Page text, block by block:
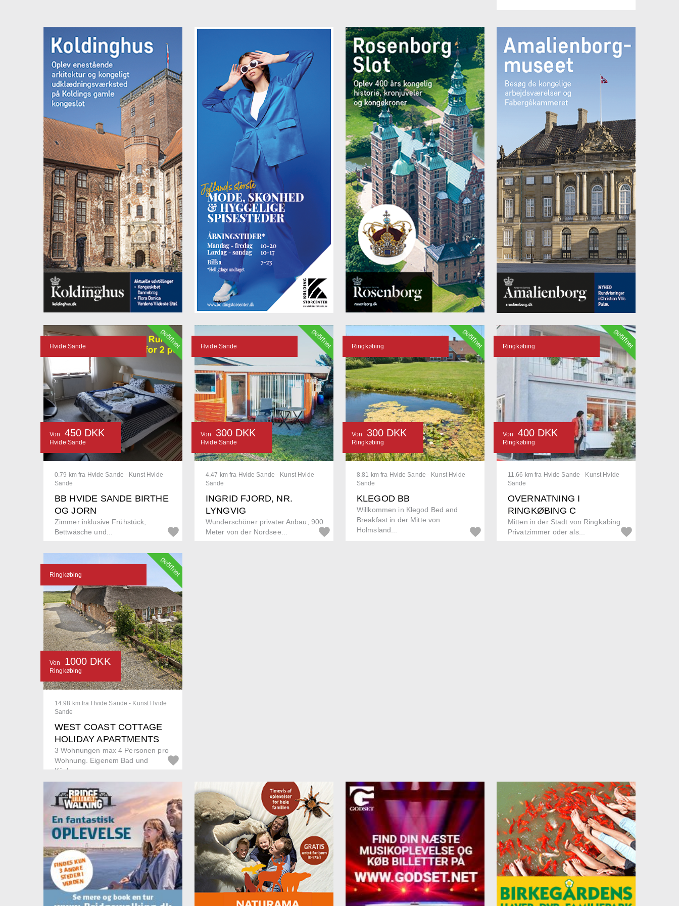
0.79 km fra Hvide Sande - Kunst Hvide
Sande
BB HVIDE SANDE BIRTHE
OG JORN
Zimmer inklusive Frühstück,
Bettwäsche und...
Hvide Sande
Von 450 DKK
Hvide Sande
geöffnet
4.47 km fra Hvide Sande - Kunst Hvide
Sande
INGRID FJORD, NR.
LYNGVIG
Wunderschöner privater Anbau, 900
Meter von der Nordsee...
Hvide Sande
Von 300 DKK
Hvide Sande
geöffnet
8.81 km fra Hvide Sande - Kunst Hvide
Sande
KLEGOD BB
Willkommen in Klegod Bed and
Breakfast in der Mitte von
Holmsland...
Ringkøbing
Von 300 DKK
Ringkøbing
geöffnet
11.66 km fra Hvide Sande - Kunst Hvide
Sande
OVERNATNING I
RINGKØBING C
Mitten in der Stadt von Ringkøbing.
Privatzimmer oder als...
Ringkøbing
Von 400 DKK
Ringkøbing
geöffnet
14.98 km fra Hvide Sande - Kunst Hvide
Sande
WEST COAST COTTAGE
HOLIDAY APARTMENTS
3 Wohnungen max 4 Personen pro
Wohnung. Eigenem Bad und
Küche....
Ringkøbing
Von 1000 DKK
Ringkøbing
geöffnet